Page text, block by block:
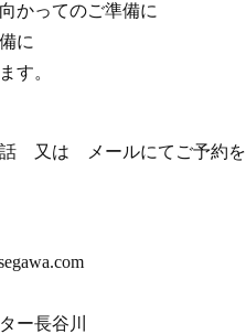
かってのご準備に
に
す。
話 又は メールにてご予約を
ー長谷川